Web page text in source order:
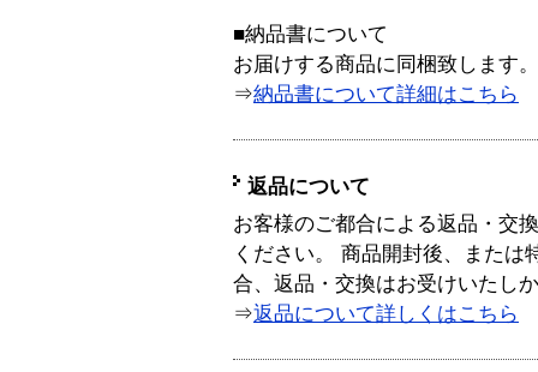
■納品書について
お届けする商品に同梱致します。
⇒納品書について詳細はこちら
返品について
お客様のご都合による返品・交
ください。 商品開封後、または
合、返品・交換はお受けいたし
⇒返品について詳しくはこちら